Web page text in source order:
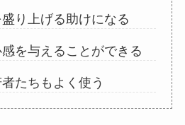
り上げる助けになる
を与えることができる
たちもよく使う